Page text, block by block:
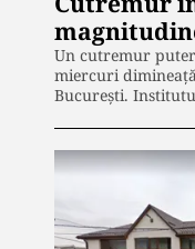
Un cutremur
miercuri
București.